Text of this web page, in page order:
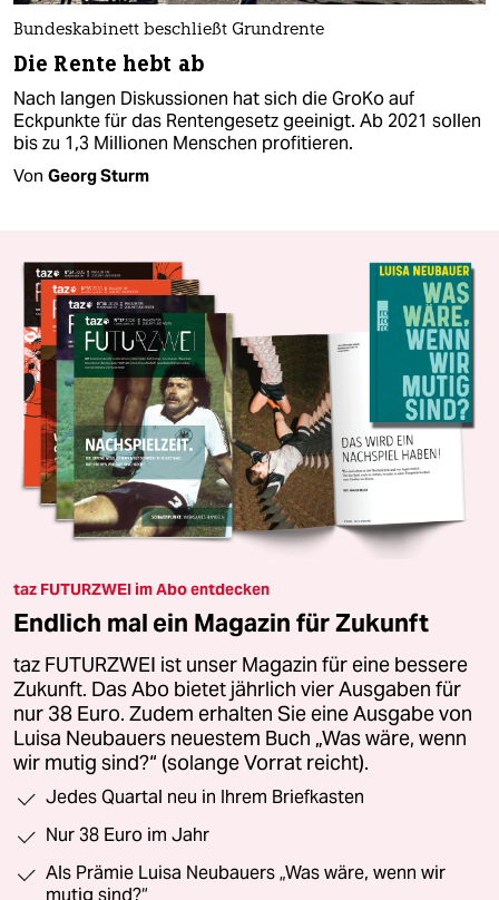
Bundeskabinett beschließt Grundrente
Die Rente hebt ab
Nach langen Diskussionen hat sich die GroKo auf
Eckpunkte für das Rentengesetz geeinigt. Ab 2021 sollen
bis zu 1,3 Millionen Menschen profitieren.
Von Georg Sturm
taz FUTURZWEI im Abo entdecken
Endlich mal ein Magazin für Zukunft
taz FUTURZWEI ist unser Magazin für eine bessere
Zukunft. Das Abo bietet jährlich vier Ausgaben für
nur 38 Euro. Zudem erhalten Sie eine Ausgabe von
Luisa Neubauers neuestem Buch „Was wäre, wenn
wir mutig sind?“ (solange Vorrat reicht).
Jedes Quartal neu in Ihrem Briefkasten
Nur 38 Euro im Jahr
Als Prämie Luisa Neubauers „Was wäre, wenn wir
mutig sind?“